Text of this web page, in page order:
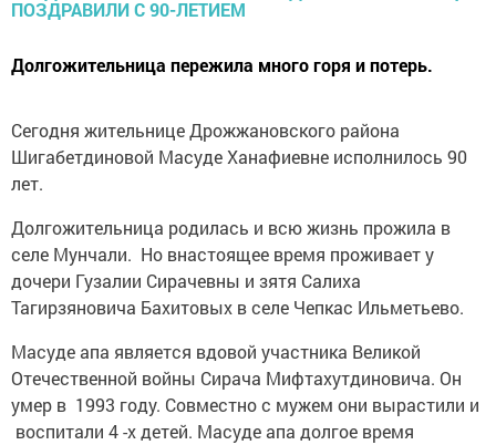
Долгожительница пережила много горя и потерь.
Сегодня жительнице Дрожжановского района
Шигабетдиновой Масуде Ханафиевне исполнилось 90
лет.
Долгожительница родилась и всю жизнь прожила в
селе Мунчали. Но внастоящее время проживает у
дочери Гузалии Сирачевны и зятя Салиха
Тагирзяновича Бахитовых в селе Чепкас Ильметьево.
Масуде апа является вдовой участника Великой
Отечественной войны Сирача Мифтахутдиновича. Он
умер в 1993 году. Совместно с мужем они вырастили и
воспитали 4 -х детей. Масуде апа долгое время